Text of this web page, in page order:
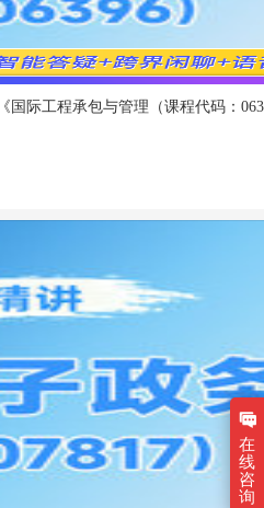
国际工程承包与管理（课程代码：
在
线
咨
询